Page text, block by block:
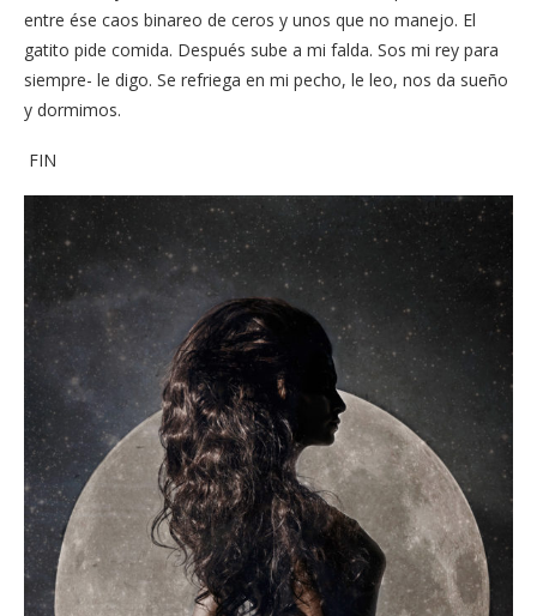
entre ése caos binareo de ceros y unos que no manejo. El
gatito pide comida. Después sube a mi falda. Sos mi rey para
siempre- le digo. Se refriega en mi pecho, le leo, nos da sueño
y dormimos.
FIN